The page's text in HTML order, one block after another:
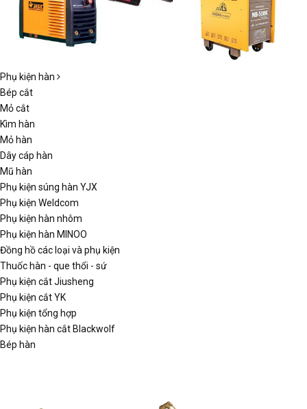
Phụ kiện hàn
Bép cắt
Mỏ cắt
Kìm hàn
Mỏ hàn
Dây cáp hàn
Mũ hàn
Phụ kiện súng hàn YJX
Phụ kiện Weldcom
Phụ kiện hàn nhôm
Phụ kiện hàn MINOO
Đồng hồ các loại và phụ kiện
Thuốc hàn - que thổi - sứ
Phụ kiện cắt Jiusheng
Phụ kiện cắt YK
Phụ kiện tổng hợp
Phụ kiện hàn cắt Blackwolf
Bép hàn